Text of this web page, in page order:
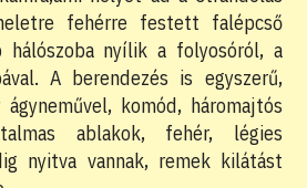
fehérre festett falépcső
hálószoba nyílik a folyosóról, a
A berendezés is egyszerű,
komód, háromajtós
ablakok, fehér, légies
nyitva vannak, remek kilátást